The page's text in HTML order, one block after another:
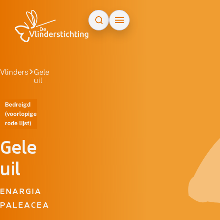
Vlinders
Gele
uil
Bedreigd
(voorlopige
rode lijst)
Gele
uil
ENARGIA
PALEACEA